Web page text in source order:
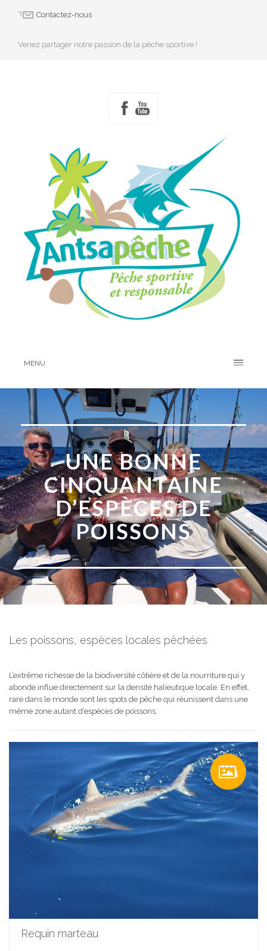
Contactez-nous
Venez partager notre passion de la pêche sportive !
MENU
UNE BONNE
CINQUANTAINE
D’ESPÈCES DE
POISSONS
Les poissons, espèces locales pêchées
L’extrême richesse de la biodiversité côtière et de la nourriture qui y
abonde influe directement sur la densité halieutique locale. En effet,
rare dans le monde sont les spots de pêche qui réunissent dans une
même zone autant d’espèces de poissons.
Requin marteau